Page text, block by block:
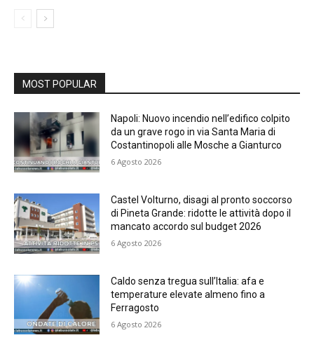
MOST POPULAR
Napoli: Nuovo incendio nell’edifico colpito
da un grave rogo in via Santa Maria di
Costantinopoli alle Mosche a Gianturco
6 Agosto 2026
Castel Volturno, disagi al pronto soccorso
di Pineta Grande: ridotte le attività dopo il
mancato accordo sul budget 2026
6 Agosto 2026
Caldo senza tregua sull’Italia: afa e
temperature elevate almeno fino a
Ferragosto
6 Agosto 2026